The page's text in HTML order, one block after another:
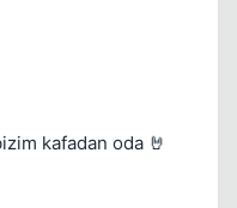
kafadan oda 🤘